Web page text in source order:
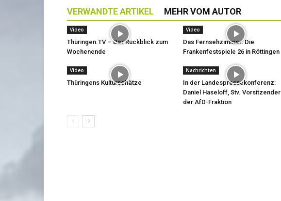
VERWANDTE ARTIKEL MEHR VOM AUTOR
Video
Thüringen.TV – Der Rückblick zum
Wochenende
Video
Das Fernsehzimmer: Die
Frankenfestspiele 26 in Röttingen
Video
Thüringens Kulturschätze
Nachrichten
In der Landespressekonferenz:
Daniel Haseloff, Stv. Vorsitzender
der AfD-Fraktion